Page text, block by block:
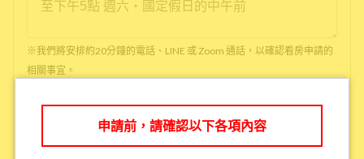
※我們將安排約20分鐘的電話、LINE 或 Zoom 通話，以確認看房申請的
相關事宜。
●是否吸菸 *
申請前，請確認以下各項內容